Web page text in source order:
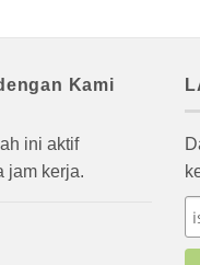
Kami
ini aktif
jam kerja.